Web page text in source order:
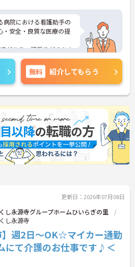
病院における看護助手の
・安全・良質な医療の提
があり、頑張りがきちん
た、利用可能な託児所が
してご勤務いただけま
対策ポイントなど、さら
のでお気軽にご相談くだ
無料 紹介してもらう
更新日：2026年07月08日
し永源寺グループホームひいらぎの里
し永源寺
】週2日～OK☆マイカー通勤
にて介護のお仕事です♪＜